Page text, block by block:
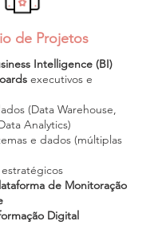
de Projetos
Intelligence (BI)
executivos e
(Data Warehouse,
Analytics)
e dados (múltiplas
de Monitoração
Digital